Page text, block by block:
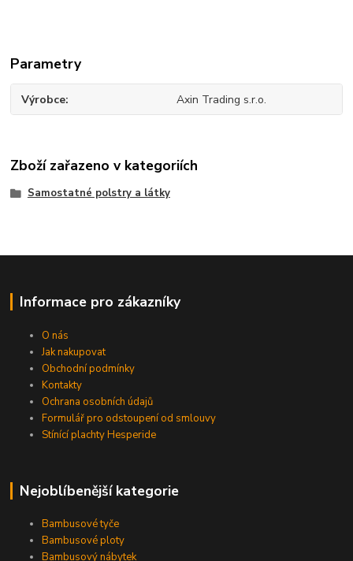
Parametry
Výrobce Axin Trading s.r.o.
Zboží zařazeno v kategoriích
Samostatné polstry a látky
Informace pro zákazníky
O nás
Jak nakupovat
Obchodní podmínky
Kontakty
Ochrana osobních údajů
Formulář pro odstoupení od smlouvy
Stínící plachty Hesperide
Nejoblíbenější kategorie
Bambusové tyče
Bambusové ploty
Bambusový nábytek